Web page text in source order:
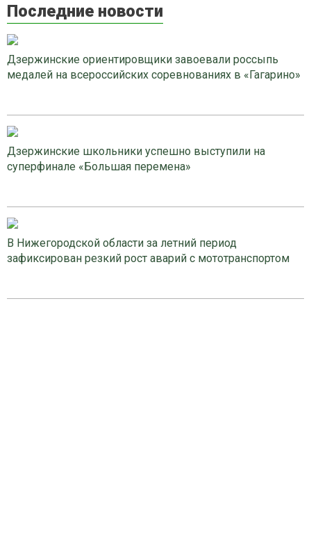
Последние новости
Дзержинские ориентировщики завоевали россыпь
медалей на всероссийских соревнованиях в «Гагарино»
Дзержинские школьники успешно выступили на
суперфинале «Большая перемена»
В Нижегородской области за летний период
зафиксирован резкий рост аварий с мототранспортом